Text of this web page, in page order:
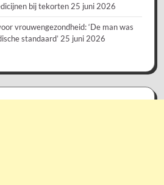
bij tekorten 25 juni 2026
vrouwengezondheid: ‘De man was
standaard’ 25 juni 2026